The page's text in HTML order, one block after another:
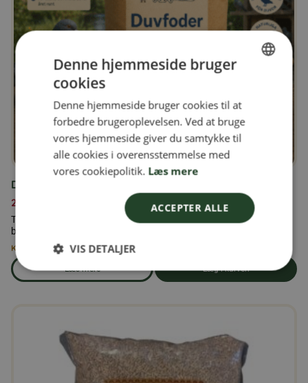
Duerfoder 25 kg
279,00
Tilskudsfoder til duer, tilsat vitaminer og mineraler efter dyrets
behov og fysiske tilstand.
Kun 3 tilbage på lager
Læs mere
om produkten Duerfoder 25 kg
Læg i kurven
FINNISH
DANISH
NORWEGIAN
Denne hjemmeside bruger
cookies
Denne hjemmeside bruger cookies til at
forbedre brugeroplevelsen. Ved at bruge
vores hjemmeside giver du samtykke til
alle cookies i overensstemmelse med
vores cookiepolitik. Læs mere
ACCEPTER ALLE
VIS DETALJER